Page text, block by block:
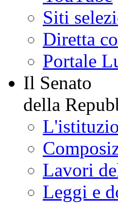
Siti
Diretta
Portale
Il Senato
della
Lavori
Leggi e